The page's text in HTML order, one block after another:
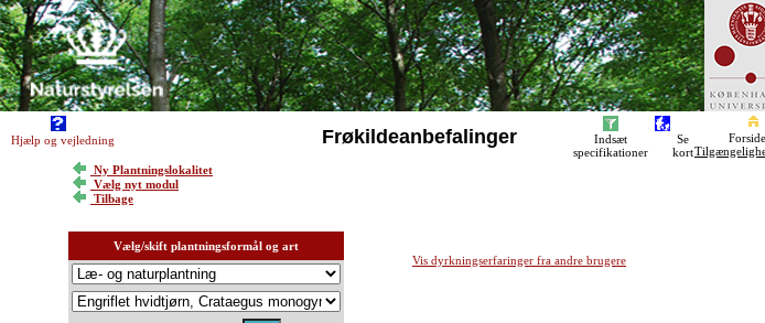
Frøkildeanbefalinger
Ny Plantningslokalitet
Vælg nyt modul
Tilbage
Vælg/skift plantningsformål og art
Vis dyrkningserfaringer fra andre brugere
Indsæt
specifikationer
Se
kort
Hjælp og vejledning